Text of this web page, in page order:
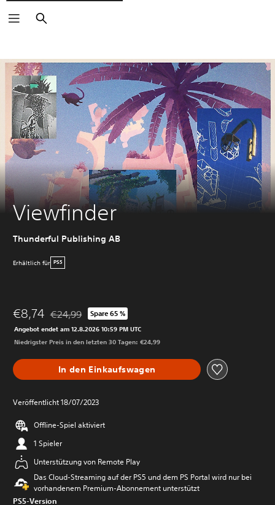
Suchen
Viewfinder
Thunderful Publishing AB
Erhältlich für PS5
€8,74 Preisnachlass gegenüber dem Originalpreis von €24,99
€24,99 Spare 65 %
Angebot endet am 12.8.2026 10:59 PM UTC
Niedrigster Preis in den letzten 30 Tagen: €24,99
In den Einkaufswagen
Veröffentlicht 18/07/2023
Offline-Spiel aktiviert
1 Spieler
Unterstützung von Remote Play
Das Cloud-Streaming auf der PS5 und dem PS Portal wird nur bei
vorhandenem Premium-Abonnement unterstützt
PS5-Version